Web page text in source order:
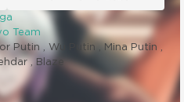
Team
Putin , Wu Putin , Mina Putin ,
, Blaze